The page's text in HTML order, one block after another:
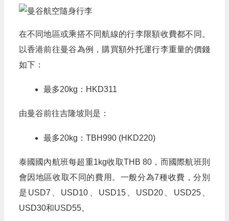
在不同地區或乘搭不同航線的行李限額收費都不同。
以香港前往曼谷為例，購買額外托運行李重量的價錢
如下：
最多20kg：HKD311
由曼谷前往吉隆坡則是：
最多20kg：TBH990 (HKD220)
泰國國內航班每超重1kg收取THB 80，而國際航班則
會因地區收取不同的費用。一般分為7種收費，分別
是USD7、USD10、USD15、USD20、USD25、
USD30和USD55。